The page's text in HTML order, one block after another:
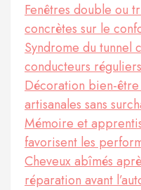
Fenêtres double ou
concrètes sur le
Syndrome du tunnel
conducteurs
Décoration bien-
artisanales sans
Mémoire et
favorisent les
Cheveux abîmés
réparation avant